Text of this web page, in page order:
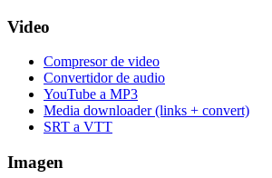
Video
Compresor de video
Convertidor de audio
YouTube a MP3
Media downloader (links + convert)
SRT a VTT
Imagen